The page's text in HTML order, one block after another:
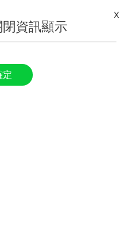
X
資訊顯示
定